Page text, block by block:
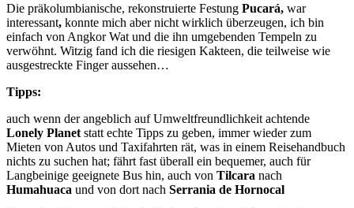
Die präkolumbianische, rekonstruierte Festung Pucará, war
interessant, konnte mich aber nicht wirklich überzeugen, ich bin
einfach von Angkor Wat und die ihn umgebenden Tempeln zu
verwöhnt. Witzig fand ich die riesigen Kakteen, die teilweise wie
ausgestreckte Finger aussehen…
Tipps:
auch wenn der angeblich auf Umweltfreundlichkeit achtende
Lonely Planet statt echte Tipps zu geben, immer wieder zum
Mieten von Autos und Taxifahrten rät, was in einem Reisehandbuch
nichts zu suchen hat; fährt fast überall ein bequemer, auch für
Langbeinige geeignete Bus hin, auch von Tilcara nach
Humahuaca und von dort nach Serrania de Hornocal